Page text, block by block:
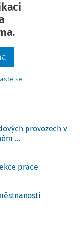
se
provozech v
...
práce